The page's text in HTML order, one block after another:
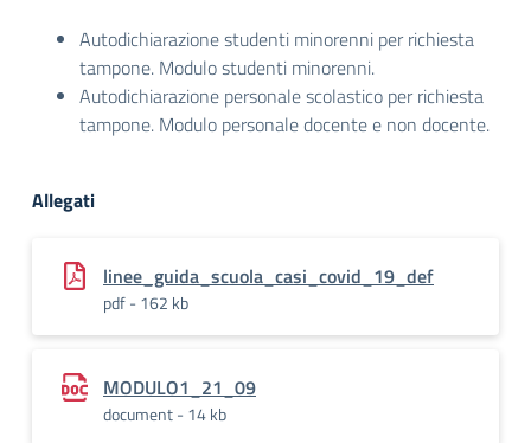
Autodichiarazione studenti minorenni per richiesta
tampone. Modulo studenti minorenni.
Autodichiarazione personale scolastico per richiesta
tampone. Modulo personale docente e non docente.
Allegati
linee_guida_scuola_casi_covid_19_def
pdf - 162 kb
MODULO1_21_09
document - 14 kb